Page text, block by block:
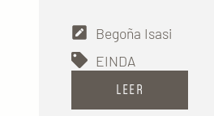
Begoña Isasi
EINDA
LEER